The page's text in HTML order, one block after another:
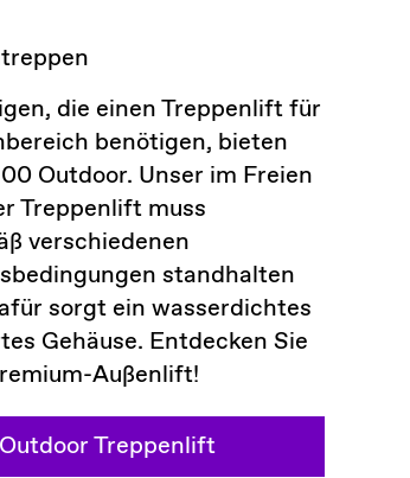
die einen Treppenlift für
benötigen, bieten
Outdoor. Unser im Freien
Treppenlift muss
verschiedenen
standhalten
sorgt ein wasserdichtes
Gehäuse. Entdecken Sie
Außenlift!
Outdoor Treppenlift